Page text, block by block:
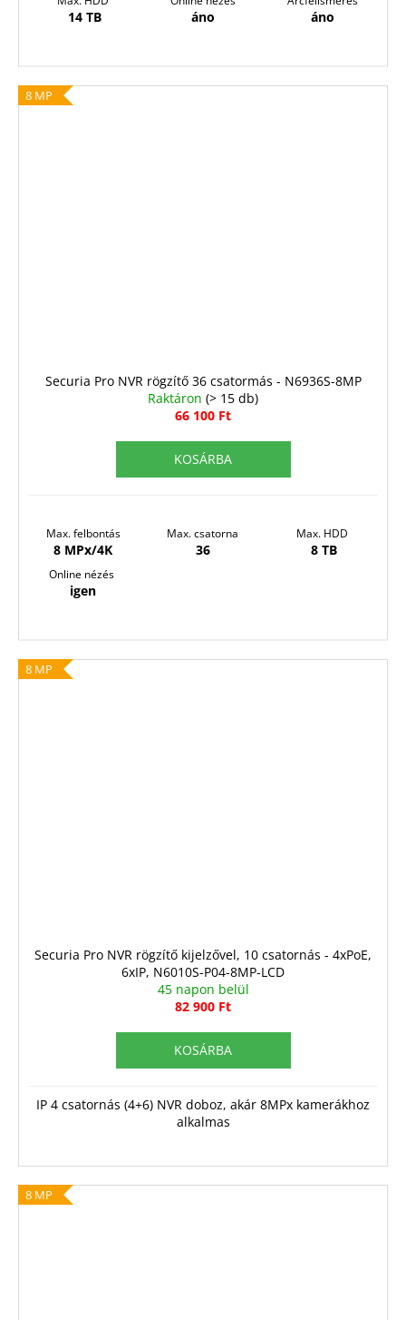
14 TB áno áno
8 MP
Securia Pro NVR rögzítő 36 csatormás - N6936S-8MP
Raktáron (> 15 db)
66 100 Ft
KOSÁRBA
Max.felbontás
8 MPx/4K
Max.csatorna
36
Max. HDD
8 TB
Online nézés
igen
8 MP
Securia Pro NVR rögzítő kijelzővel, 10 csatornás - 4xPoE,
6xIP, N6010S-P04-8MP-LCD
45 napon belül
82 900 Ft
KOSÁRBA
IP 4 csatornás (4+6) NVR doboz, akár 8MPx kamerákhoz
alkalmas
8 MP